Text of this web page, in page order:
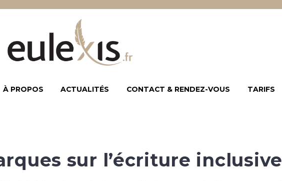
À PROPOS ACTUALITÉS CONTACT & RENDEZ-VOUS TARIFS
sur l’écriture inclusive